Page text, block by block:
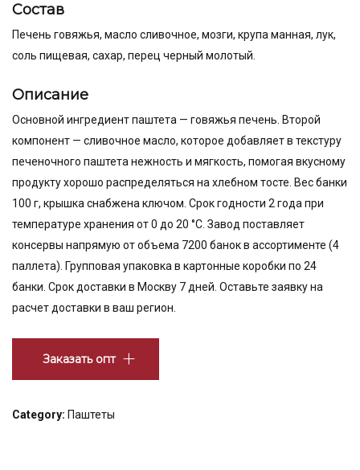
Состав
Печень говяжья, масло сливочное, мозги, крупа манная, лук,
соль пищевая, сахар, перец черный молотый.
Описание
Основной ингредиент паштета — говяжья печень. Второй
компонент — сливочное масло, которое добавляет в текстуру
печеночного паштета нежность и мягкость, помогая вкусному
продукту хорошо распределяться на хлебном тосте. Вес банки
100 г, крышка снабжена ключом. Срок годности 2 года при
температуре хранения от 0 до 20 °С. Завод поставляет
консервы напрямую от объема 7200 банок в ассортименте (4
паллета). Групповая упаковка в картонные коробки по 24
банки. Срок доставки в Москву 7 дней. Оставьте заявку на
расчет доставки в ваш регион.
Заказать опт
Category: Паштеты